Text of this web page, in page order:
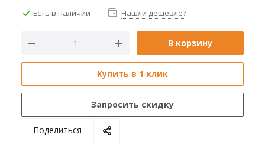
Есть в наличии Нашли дешевле?
В корзину
Купить в 1 клик
Запросить скидку
Поделиться